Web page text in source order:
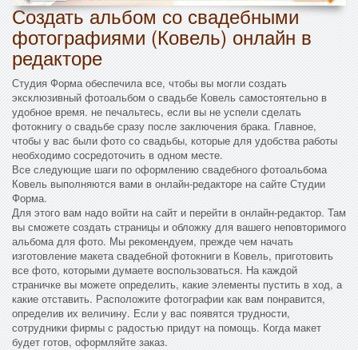
Создать альбом со свадебными
фотографиями (Ковель) онлайн в
редакторе
Студия Форма обеспечила все, чтобы вы могли создать
эксклюзивный фотоальбом о свадьбе Ковель самостоятельно в
удобное время. не печальтесь, если вы не успели сделать
фотокнигу о свадьбе сразу после заключения брака. Главное,
чтобы у вас были фото со свадьбы, которые для удобства работы
необходимо сосредоточить в одном месте.
Все следующие шаги по оформлению свадебного фотоальбома
Ковель выполняются вами в онлайн-редакторе на сайте Студии
Форма.
Для этого вам надо войти на сайт и перейти в онлайн-редактор. Там
вы сможете создать страницы и обложку для вашего неповторимого
альбома для фото. Мы рекомендуем, прежде чем начать
изготовление макета свадебной фотокниги в Ковель, приготовить
все фото, которыми думаете воспользоваться. На каждой
страничке вы можете определить, какие элементы пустить в ход, а
какие отставить. Расположите фотографии как вам понравится,
определив их величину. Если у вас появятся трудности,
сотрудники фирмы с радостью придут на помощь. Когда макет
будет готов, оформляйте заказ.